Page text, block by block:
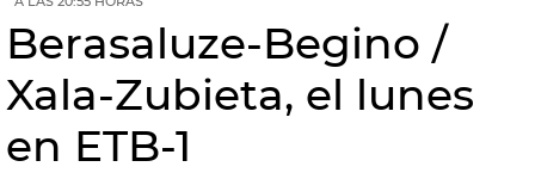
Berasaluze-Begino /
Xala-Zubieta, el lunes
en ETB-1